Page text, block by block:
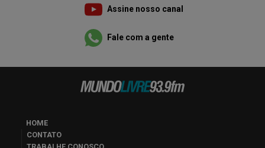
Assine nosso canal
Fale com a gente
HOME
CONTATO